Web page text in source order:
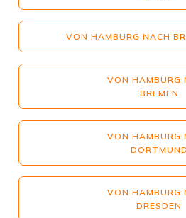
VON HAMBURG NACH
VON HAMBURG
BREMEN
VON HAMBURG
DORTMUND
VON HAMBURG
DRESDEN